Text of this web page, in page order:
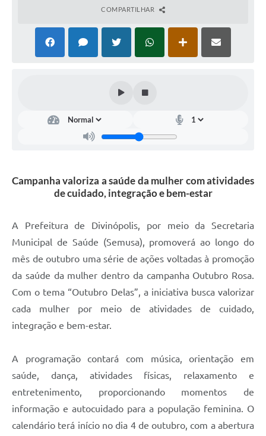
COMPARTILHAR
Campanha valoriza a saúde da mulher com atividades
de cuidado, integração e bem-estar
A Prefeitura de Divinópolis, por meio da Secretaria
Municipal de Saúde (Semusa), promoverá ao longo do
mês de outubro uma série de ações voltadas à promoção
da saúde da mulher dentro da campanha Outubro Rosa.
Com o tema “Outubro Delas”, a iniciativa busca valorizar
cada mulher por meio de atividades de cuidado,
integração e bem-estar.
A programação contará com música, orientação em
saúde, dança, atividades físicas, relaxamento e
entretenimento, proporcionando momentos de
informação e autocuidado para a população feminina. O
calendário terá início no dia 4 de outubro, com a abertura